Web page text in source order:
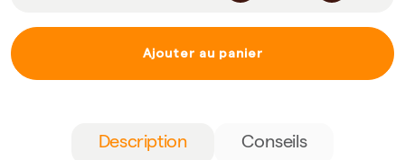
Ajouter au panier
Description Conseils